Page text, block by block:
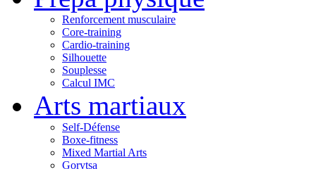
Renforcement musculaire
Core-training
Cardio-training
Silhouette
Souplesse
Calcul IMC
Arts martiaux
Self-Défense
Boxe-fitness
Mixed Martial Arts
Gorytsa